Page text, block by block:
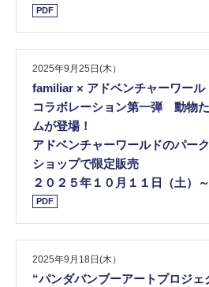
PDF
2025年9月25日(木）
familiar × アドベンチャーワール
コラボレーション第一弾 動物
ムが登場！
アドベンチャーワールドのパー
ショップで限定販売
２０２５年１０月１１日（土）
PDF
2025年9月18日(木）
“パンダバンブーアートプロジェ